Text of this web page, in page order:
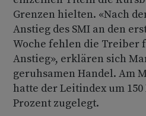
Grenzen hielten. «Nach
Anstieg des SMI an den
Woche fehlen die Treiber
Anstieg», erklären sich
geruhsamen Handel. Am
hatte der Leitindex um
Prozent zugelegt.